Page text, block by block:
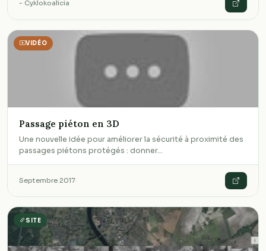
-·Cyklokoalicia
VIDÉO
Passage piéton en 3D
Une nouvelle idée pour améliorer la sécurité à proximité des
passages piétons protégés : donner…
Septembre 2017·
SITE